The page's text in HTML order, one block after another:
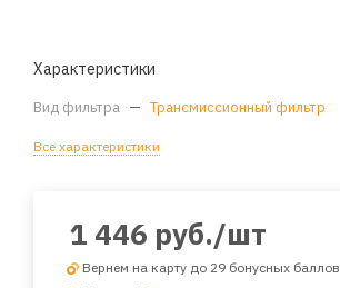
Характеристики
Вид фильтра — Трансмиссионный фильтр
Все характеристики
1 446 руб./шт
Вернем на карту до 29 бонусных баллов